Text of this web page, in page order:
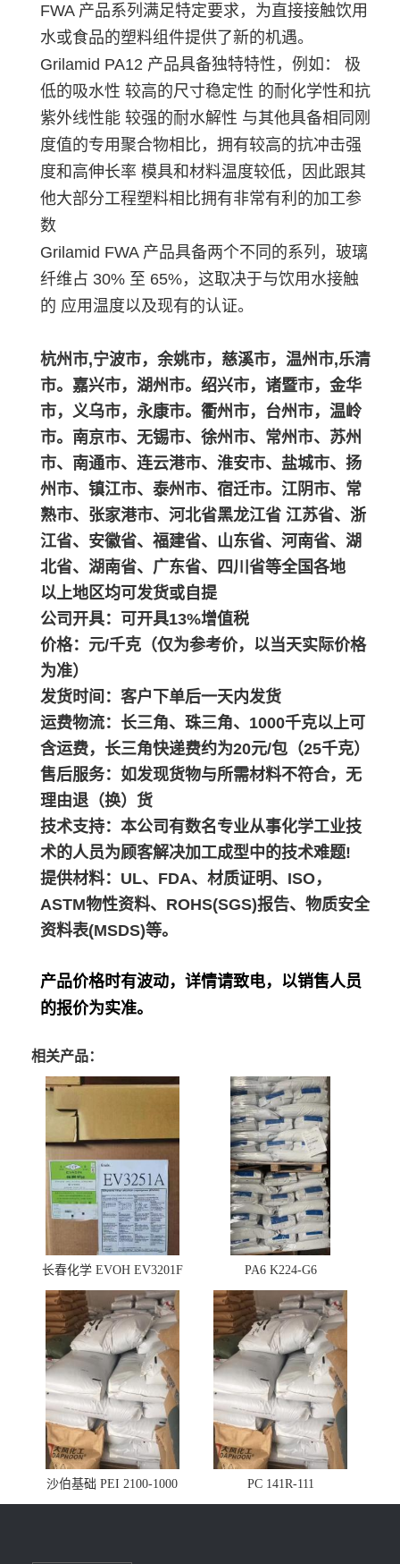
FWA 产品系列满足特定要求，为直接接触饮用
水或食品的塑料组件提供了新的机遇。
Grilamid PA12 产品具备独特特性，例如： 极
低的吸水性 较高的尺寸稳定性 的耐化学性和抗
紫外线性能 较强的耐水解性 与其他具备相同刚
度值的专用聚合物相比，拥有较高的抗冲击强
度和高伸长率 模具和材料温度较低，因此跟其
他大部分工程塑料相比拥有非常有利的加工参
数
Grilamid FWA 产品具备两个不同的系列，玻璃
纤维占 30% 至 65%，这取决于与饮用水接触
的 应用温度以及现有的认证。
杭州市,宁波市，余姚市，慈溪市，温州市,乐清
市。嘉兴市，湖州市。绍兴市，诸暨市，金华
市，义乌市，永康市。衢州市，台州市，温岭
市。南京市、无锡市、徐州市、常州市、苏州
市、南通市、连云港市、淮安市、盐城市、扬
州市、镇江市、泰州市、宿迁市。江阴市、常
熟市、张家港市、河北省黑龙江省 江苏省、浙
江省、安徽省、福建省、山东省、河南省、湖
北省、湖南省、广东省、四川省等全国各地
以上地区均可发货或自提
公司开具：可开具13%增值税
价格：元/千克（仅为参考价，以当天实际价格
为准）
发货时间：客户下单后一天内发货
运费物流：长三角、珠三角、1000千克以上可
含运费，长三角快递费约为20元/包（25千克）
售后服务：如发现货物与所需材料不符合，无
理由退（换）货
技术支持：本公司有数名专业从事化学工业技
术的人员为顾客解决加工成型中的技术难题!
提供材料：UL、FDA、材质证明、ISO，
ASTM物性资料、ROHS(SGS)报告、物质安全
资料表(MSDS)等。
产品价格时有波动，详情请致电，以销售人员
的报价为实准。
相关产品：
长春化学 EVOH EV3201F PA6 K224-G6
沙伯基础 PEI 2100-1000 PC 141R-111